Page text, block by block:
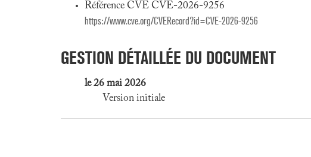
Référence CVE CVE-2026-9256
https://www.cve.org/CVERecord?id=CVE-2026-9256
GESTION DÉTAILLÉE DU DOCUMENT
le 26 mai 2026
Version initiale